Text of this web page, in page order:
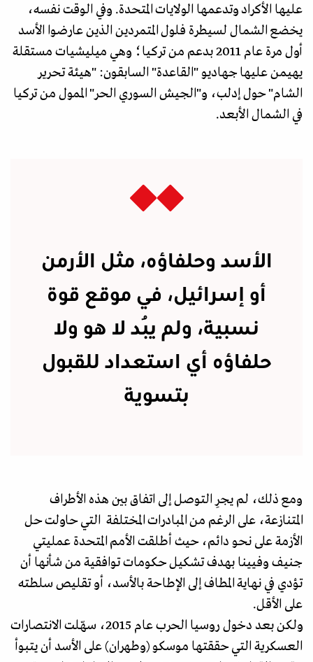
عليها الأكراد وتدعمها الولايات المتحدة. وفي الوقت نفسه،
يخضع الشمال لسيطرة فلول المتمردين الذين عارضوا الأسد
أول مرة عام 2011 بدعم من تركيا؛ وهي ميليشيات مستقلة
يهيمن عليها جهاديو "القاعدة" السابقون: "هيئة تحرير
الشام" حول إدلب، و"الجيش السوري الحر" الممول من تركيا
في الشمال الأبعد.
الأسد وحلفاؤه، مثل الأرمن
أو إسرائيل، في موقع قوة
نسبية، ولم يُبد لا هو ولا
حلفاؤه أي استعداد للقبول
بتسوية
ومع ذلك، لم يجرِ التوصل إلى اتفاق بين هذه الأطراف
المتنازعة، على الرغم من المبادرات المختلفة التي حاولت حل
الأزمة على نحو دائم، حيث أطلقت الأمم المتحدة عمليتي
جنيف وفيينا بهدف تشكيل حكومات توافقية من شأنها أن
تؤدي في نهاية المطاف إلى الإطاحة بالأسد، أو تقليص سلطته
على الأقل.
ولكن بعد دخول روسيا الحرب عام 2015، سهّلت الانتصارات
العسكرية التي حققتها موسكو (وطهران) على الأسد أن يتبوأ